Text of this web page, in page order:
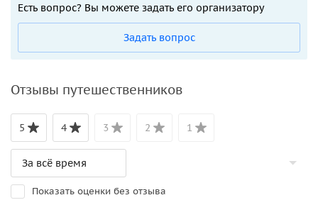
Есть вопрос? Вы можете задать его организатору
Задать вопрос
Отзывы путешественников
5 4 3 2 1
Показать оценки без отзыва